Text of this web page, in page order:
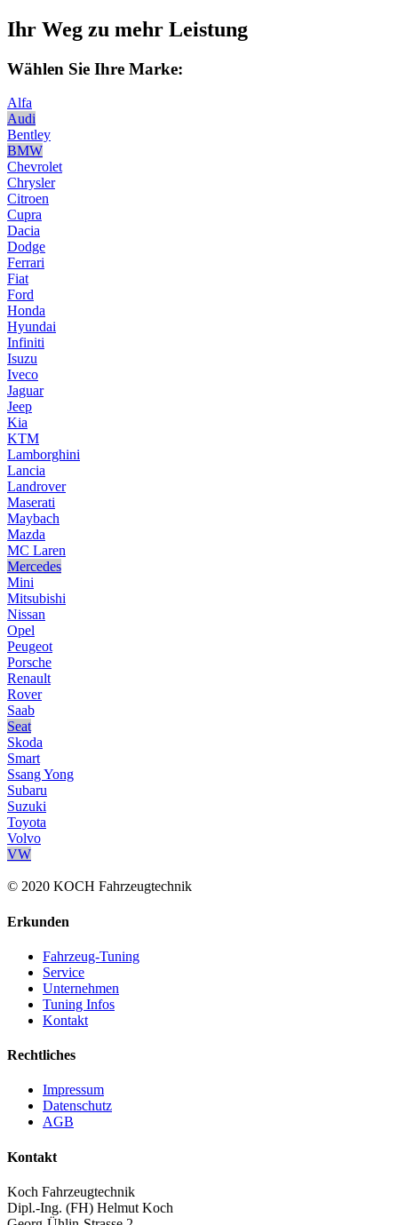
Ihr Weg zu mehr Leistung
Wählen Sie Ihre Marke:
Alfa
Audi
Bentley
BMW
Chevrolet
Chrysler
Citroen
Cupra
Dacia
Dodge
Ferrari
Fiat
Ford
Honda
Hyundai
Infiniti
Isuzu
Iveco
Jaguar
Jeep
Kia
KTM
Lamborghini
Lancia
Landrover
Maserati
Maybach
Mazda
MC Laren
Mercedes
Mini
Mitsubishi
Nissan
Opel
Peugeot
Porsche
Renault
Rover
Saab
Seat
Skoda
Smart
Ssang Yong
Subaru
Suzuki
Toyota
Volvo
VW
© 2020 KOCH Fahrzeugtechnik
Erkunden
Fahrzeug-Tuning
Service
Unternehmen
Tuning Infos
Kontakt
Rechtliches
Impressum
Datenschutz
AGB
Kontakt
Koch Fahrzeugtechnik
Dipl.-Ing. (FH) Helmut Koch